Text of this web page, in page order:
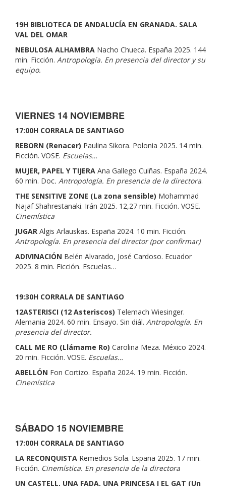
19H BIBLIOTECA DE ANDALUCÍA EN GRANADA. SALA
VAL DEL OMAR
NEBULOSA ALHAMBRA Nacho Chueca. España 2025. 144
min. Ficción. Antropología. En presencia del director y su
equipo.
VIERNES 14 NOVIEMBRE
17:00H CORRALA DE SANTIAGO
REBORN (Renacer) Paulina Sikora. Polonia 2025. 14 min.
Ficción. VOSE. Escuelas…
MUJER, PAPEL Y TIJERA Ana Gallego Cuiñas. España 2024.
60 min. Doc. Antropología. En presencia de la directora.
THE SENSITIVE ZONE (La zona sensible) Mohammad
Najaf Shahrestanaki. Irán 2025. 12,27 min. Ficción. VOSE.
Cinemística
JUGAR Algis Arlauskas. España 2024. 10 min. Ficción.
Antropología. En presencia del director (por confirmar)
ADIVINACIÓN Belén Alvarado, José Cardoso. Ecuador
2025. 8 min. Ficción. Escuelas…
19:30H CORRALA DE SANTIAGO
12ASTERISCI (12 Asteriscos) Telemach Wiesinger.
Alemania 2024. 60 min. Ensayo. Sin diál. Antropología. En
presencia del director.
CALL ME RO (Llámame Ro) Carolina Meza. México 2024.
20 min. Ficción. VOSE. Escuelas…
ABELLÓN Fon Cortizo. España 2024. 19 min. Ficción.
Cinemística
SÁBADO 15 NOVIEMBRE
17:00H CORRALA DE SANTIAGO
LA RECONQUISTA Remedios Sola. España 2025. 17 min.
Ficción. Cinemística. En presencia de la directora
UN CASTELL, UNA FADA, UNA PRINCESA I EL GAT (Un